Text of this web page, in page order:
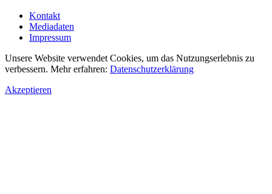
Kontakt
Mediadaten
Impressum
Unsere Website verwendet Cookies, um das Nutzungserlebnis zu
verbessern. Mehr erfahren: Datenschutzerklärung
Akzeptieren